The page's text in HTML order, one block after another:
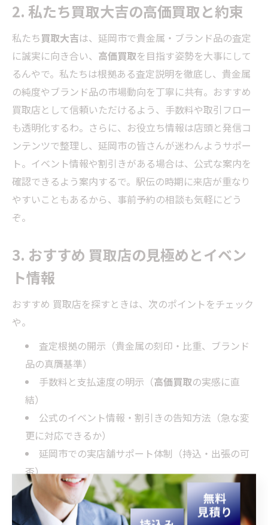
2. 私たち買取大吉の高価買取と約束
私たち買取大吉は、延岡市で貴金属・ブランド品の査定
に誠実に向き合い、 高価買取を目指す姿勢を大事にして
るんやで。私たちは根拠ある査定説明を徹底し、貴金属
の純度やブランド品の市場動向を丁寧に共有。おすすめ
買取店として信頼いただけるよう、手数料や取引フロー
も透明化するわ。さらに、お役立ち情報は店頭と発信コ
ンテンツで整理し、延岡市の皆さんが迷わんようサポー
ト。イベント情報や割引きがある場合は、公式な案内を
確認できるよう案内するで。駅伝の時期に来店が重なり
やすいこともあるから、事前予約の相談も気軽にどう
ぞ。
3. おすすめ 買取店の見極めとイベン
ト情報
おすすめ 買取店を探すときは、次のポイントをチェック
や。
査定根拠の開示（貴金属の刻印・比重、ブランド
品の真贋基準）
手数料と支払速度の明示（高価買取の実感に直
結）
公式のイベント情報・割引きの告知方法（急な変
更に対応できるか）
延岡市での実店舗サポート体制（持込・出張の可
否）
お役立ち情報の充実度（初めてでも不安が減る）
駅伝や地域行事と連動して情報が動くこともあるから、